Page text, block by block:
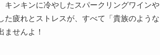
キンキンに冷やしたスパークリングワインや
疲れとストレスが、すべて「貴族のような
せんよ！